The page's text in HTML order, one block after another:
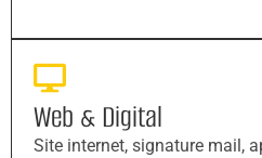
Web & Digital
Site internet, signature mail,